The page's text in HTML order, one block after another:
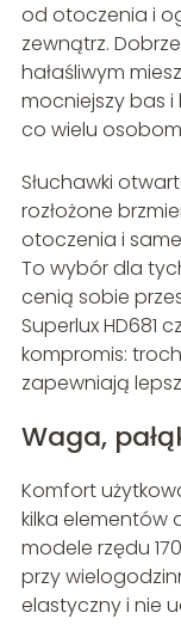
od otoczenia i
zewnątrz.
hałaśliwym
mocniejszy bas i
co wielu
Słuchawki
rozłożone
otoczenia i
To wybór dla
cenią sobie
Superlux HD681
kompromis:
zapewniają
Waga,
Komfort
kilka elementów
modele rzędu
przy
elastyczny i nie